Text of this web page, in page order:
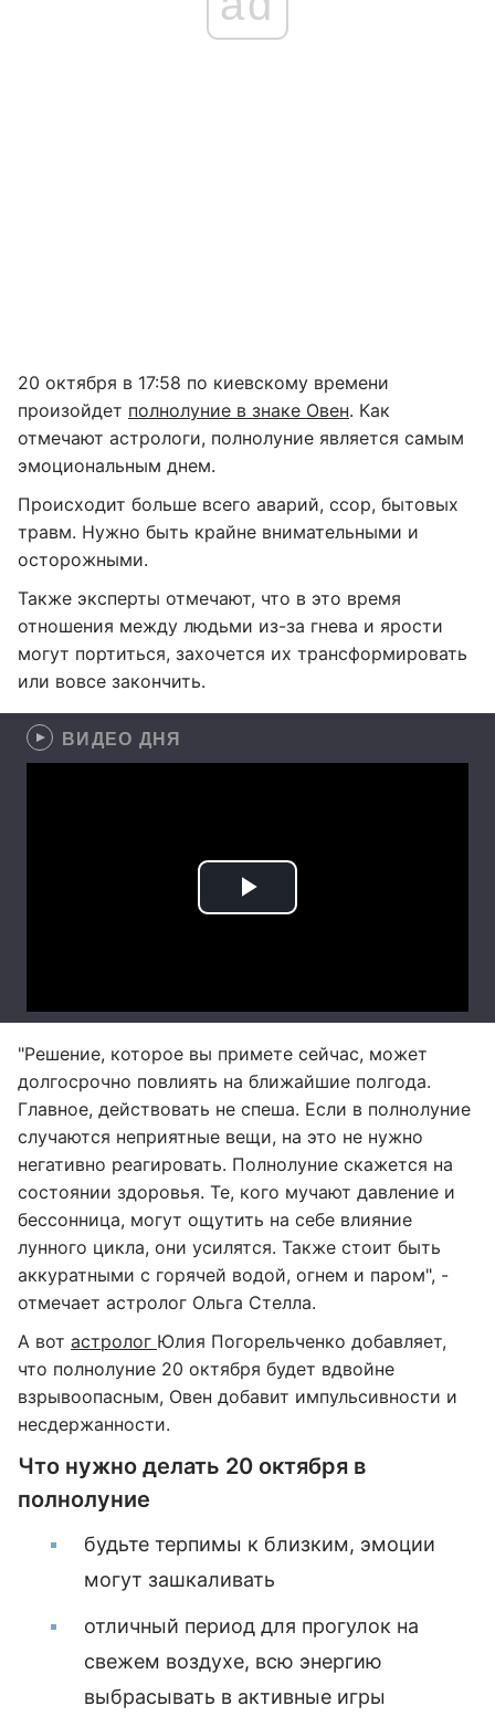
20 октября в 17:58 по киевскому времени
произойдет полнолуние в знаке Овен. Как
отмечают астрологи, полнолуние является самым
эмоциональным днем.
Происходит больше всего аварий, ссор, бытовых
травм. Нужно быть крайне внимательными и
осторожными.
Также эксперты отмечают, что в это время
отношения между людьми из-за гнева и ярости
могут портиться, захочется их трансформировать
или вовсе закончить.
ВИДЕО ДНЯ
"Решение, которое вы примете сейчас, может
долгосрочно повлиять на ближайшие полгода.
Главное, действовать не спеша. Если в полнолуние
случаются неприятные вещи, на это не нужно
негативно реагировать. Полнолуние скажется на
состоянии здоровья. Те, кого мучают давление и
бессонница, могут ощутить на себе влияние
лунного цикла, они усилятся. Также стоит быть
аккуратными с горячей водой, огнем и паром", -
отмечает астролог Ольга Стелла.
А вот астролог Юлия Погорельченко добавляет,
что полнолуние 20 октября будет вдвойне
взрывоопасным, Овен добавит импульсивности и
несдержанности.
Что нужно делать 20 октября в
полнолуние
будьте терпимы к близким, эмоции
могут зашкаливать
отличный период для прогулок на
свежем воздухе, всю энергию
выбрасывать в активные игры